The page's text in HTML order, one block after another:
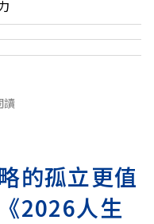
讀
的孤立更值
2026人生